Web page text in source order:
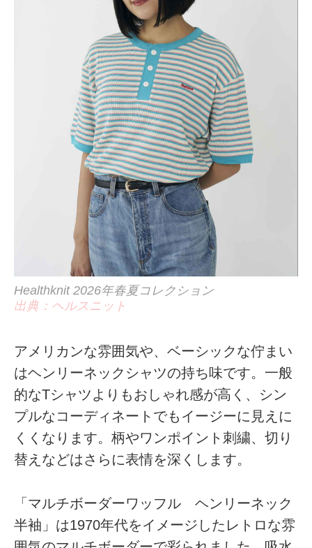
Healthknit 2026年春夏コレクション
出典：ヘルスニット
アメリカンな雰囲気や、ベーシックな佇まい
はヘンリーネックシャツの持ち味です。一般
的なTシャツよりもおしゃれ感が高く、シン
プルなコーディネートでもイージーに見えに
くくなります。柄やワンポイント刺繍、切り
替えなどはさらに表情を深くします。
「マルチボーダーワッフル ヘンリーネック
半袖」は1970年代をイメージしたレトロな雰